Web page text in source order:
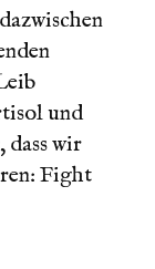
und
dass wir
Fight